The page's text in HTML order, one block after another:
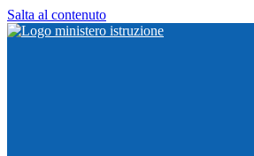
Salta al contenuto